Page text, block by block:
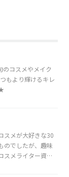
のコスメやメイク
もより輝けるキレ
スメが大好きな30
のでしたが、趣味
スメライター資格